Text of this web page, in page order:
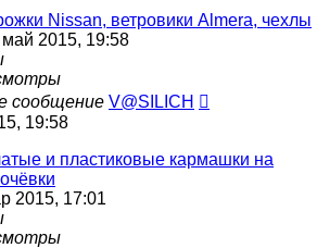
Nissan, ветровики Almera, чехлы
2015, 19:58
сообщение V@SILICH
19:58
и пластиковые кармашки на
2015, 17:01